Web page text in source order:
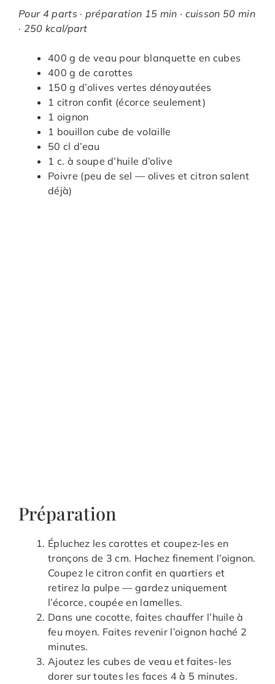
Pour 4 parts · préparation 15 min · cuisson 50 min
· 250 kcal/part
400 g de veau pour blanquette en cubes
400 g de carottes
150 g d’olives vertes dénoyautées
1 citron confit (écorce seulement)
1 oignon
1 bouillon cube de volaille
50 cl d’eau
1 c. à soupe d’huile d’olive
Poivre (peu de sel — olives et citron salent
déjà)
Préparation
Épluchez les carottes et coupez-les en
tronçons de 3 cm. Hachez finement l’oignon.
Coupez le citron confit en quartiers et
retirez la pulpe — gardez uniquement
l’écorce, coupée en lamelles.
Dans une cocotte, faites chauffer l’huile à
feu moyen. Faites revenir l’oignon haché 2
minutes.
Ajoutez les cubes de veau et faites-les
dorer sur toutes les faces 4 à 5 minutes.